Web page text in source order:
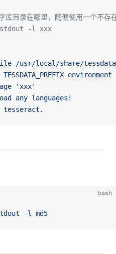
目录在哪里，随便使用一个不存
-l xxx
/usr/local/share/
TESSDATA_PREFIX environment
'xxx'
any languages!
bash
-l md5